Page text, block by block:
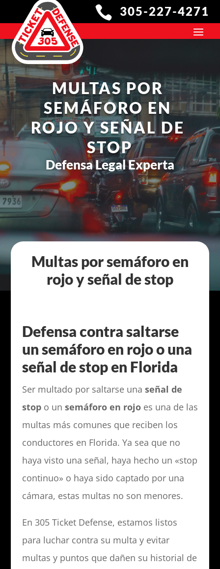
 305-227-4271
MULTAS POR
SEMÁFORO EN
ROJO Y SEÑAL DE
STOP
Defensa Legal Experta
Multas por semáforo en
rojo y señal de stop
Defensa contra saltarse
un semáforo en rojo o una
señal de stop en Florida
Ser multado por saltarse una señal de
stopo un semáforo en rojoes una de las
multas más comunes que reciben los
conductores en Florida. Ya sea que no
haya visto una señal, haya hecho un «stop
continuo» o haya sido captado por una
cámara, estas multas no son menores.
En 305 Ticket Defense, estamos listos
para luchar contra su multa y evitar
multas y puntos que dañen su historial de